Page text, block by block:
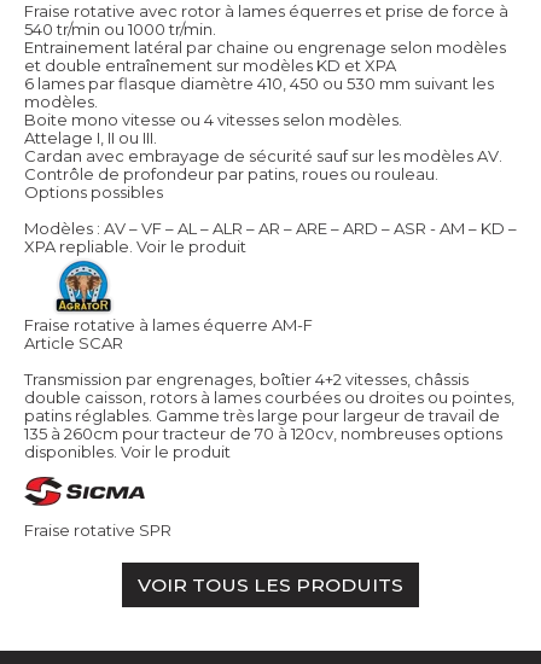
Fraise rotative avec rotor à lames équerres et prise de force à
540 tr/min ou 1000 tr/min.
Entrainement latéral par chaine ou engrenage selon modèles
et double entraînement sur modèles KD et XPA
6 lames par flasque diamètre 410, 450 ou 530 mm suivant les
modèles.
Boite mono vitesse ou 4 vitesses selon modèles.
Attelage I, II ou III.
Cardan avec embrayage de sécurité sauf sur les modèles AV.
Contrôle de profondeur par patins, roues ou rouleau.
Options possibles
Modèles : AV – VF – AL – ALR – AR – ARE – ARD – ASR - AM – KD –
XPA repliable. Voir le produit
Fraise rotative à lames équerre AM-F
Article SCAR
Transmission par engrenages, boîtier 4+2 vitesses, châssis
double caisson, rotors à lames courbées ou droites ou pointes,
patins réglables. Gamme très large pour largeur de travail de
135 à 260cm pour tracteur de 70 à 120cv, nombreuses options
disponibles. Voir le produit
Fraise rotative SPR
VOIR TOUS LES PRODUITS